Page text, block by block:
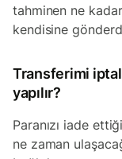
tahminen ne
kendisine
Transferimi
yapılır?
Paranızı iade
ne zaman